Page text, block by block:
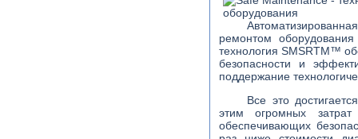
ремонтом
технология SMSRTM™
безопасности и
поддержание
Все это
этим огромных
обеспечивающих